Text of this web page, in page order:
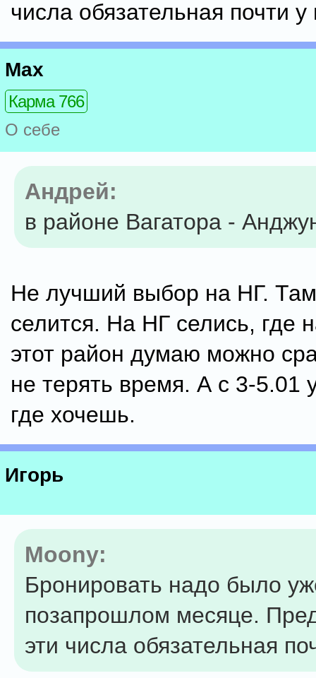
числа обязательная почти у
Max
Карма 766
О себе
Андрей:
в районе Вагатора -
Не лучший выбор на НГ. Там
селится. На НГ селись, где
этот район думаю можно
не терять время. А с 3-5.01
где хочешь.
Игорь
Moony:
Бронировать надо было
позапрошлом месяце.
эти числа обязательная